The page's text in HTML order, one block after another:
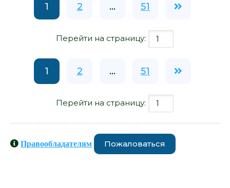
1 2 ... 51
Перейти на страницу:
1 2 ... 51
Перейти на страницу:
Правообладателям Пожаловаться